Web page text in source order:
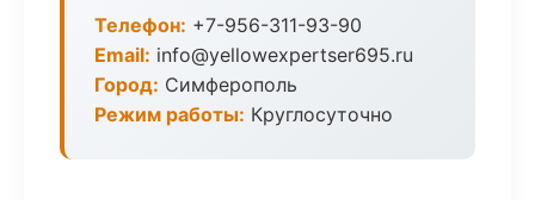
Телефон: +7-956-311-93-90
Email: info@yellowexpertser695.ru
Город: Симферополь
Режим работы: Круглосуточно